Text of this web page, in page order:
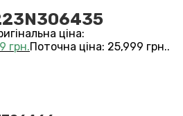
ціна:
грн.Поточна ціна: 25,999 грн..